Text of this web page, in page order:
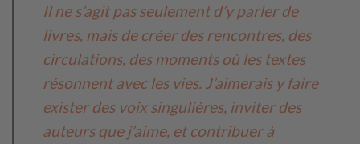
Il ne s’agit pas seulement d’y parler de
livres, mais de créer des rencontres, des
circulations, des moments où les textes
résonnent avec les vies. J’aimerais y faire
exister des voix singulières, inviter des
auteurs que j’aime, et contribuer à